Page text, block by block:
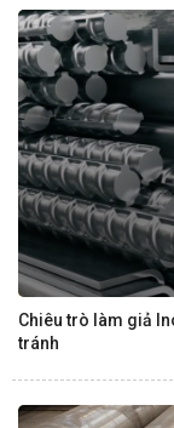
Chiêu trò làm giả
tránh